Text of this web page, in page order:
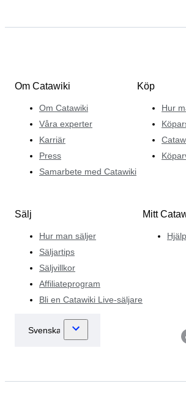
Om Catawiki
Om Catawiki
Våra experter
Karriär
Press
Samarbete med Catawiki
Köp
Hur
Sälj
Hur man säljer
Säljartips
Säljvillkor
Affiliateprogram
Bli en Catawiki Live-säljare
Mitt